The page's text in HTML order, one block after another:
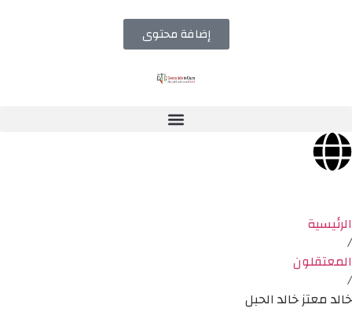
إضافة محتوى
الرئيسية
/
المعتقلون
/
خالد معتز خالد الحبل